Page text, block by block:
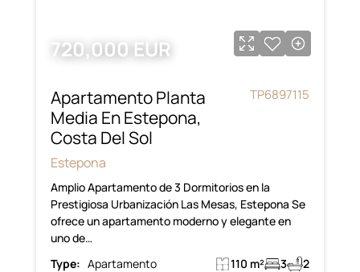
720,000 EUR
Apartamento Planta
Media En Estepona,
Costa Del Sol
TP6897115
Estepona
Amplio Apartamento de 3 Dormitorios en la
Prestigiosa Urbanización Las Mesas, Estepona Se
ofrece un apartamento moderno y elegante en
uno de…
Type: Apartamento 110 m² 3 2